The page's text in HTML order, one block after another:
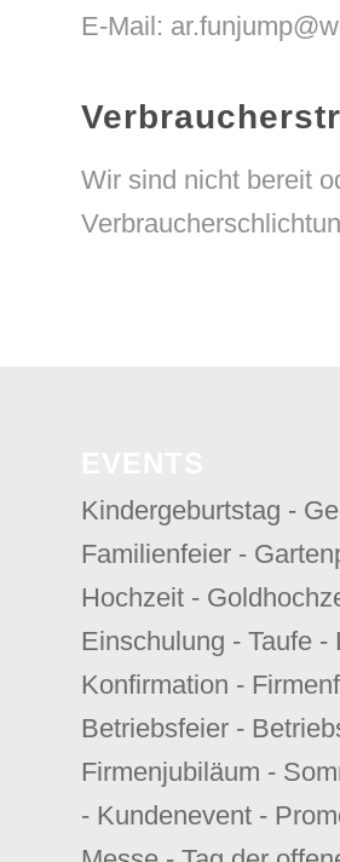
E-Mail:
Wir sind nicht bereit
Kindergeburtstag -
Familienfeier -
Hochzeit -
Einschulung - Taufe -
Konfirmation -
Betriebsfeier -
Firmenjubiläum -
- Kundenevent -